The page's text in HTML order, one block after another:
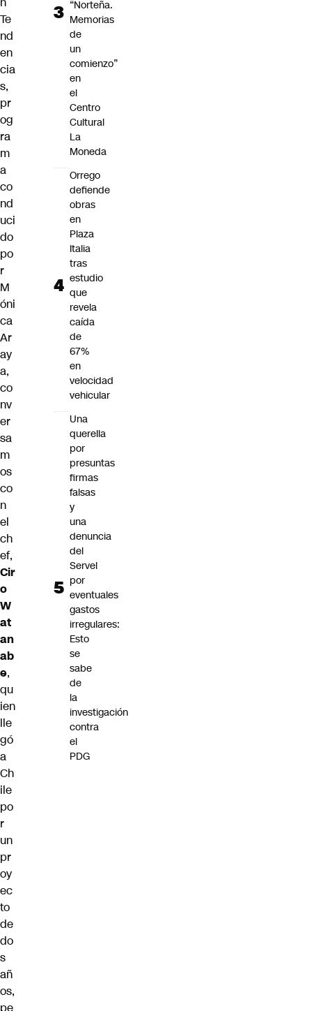
Te
nd
en
cia
s,
pr
og
ra
m
a
co
nd
uci
do
po
r
M
óni
ca
Ar
ay
a,
co
nv
er
sa
m
os
co
n
el
ch
ef,
Cir
o
W
at
an
ab
e,
qu
ien
lle
gó
a
Ch
ile
po
r
un
pr
oy
ec
to
de
do
s
añ
os,
pe
“Norteña.
Memorias
de
un
comienzo”
en
el
Centro
Cultural
La
Moneda
Orrego
defiende
obras
en
Plaza
Italia
tras
estudio
que
revela
caída
de
67%
en
velocidad
vehicular
Una
querella
por
presuntas
firmas
falsas
y
una
denuncia
del
Servel
por
eventuales
gastos
irregulares:
Esto
se
sabe
de
la
investigación
contra
el
PDG